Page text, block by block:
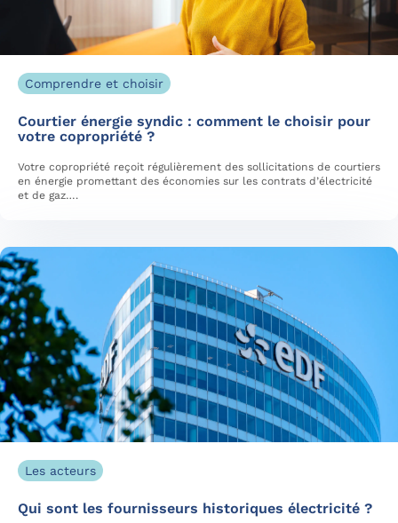
Comprendre et choisir
Courtier énergie syndic : comment le choisir pour
votre copropriété ?
Votre copropriété reçoit régulièrement des sollicitations de courtiers
en énergie promettant des économies sur les contrats d’électricité
et de gaz….
Les acteurs
Qui sont les fournisseurs historiques électricité ?